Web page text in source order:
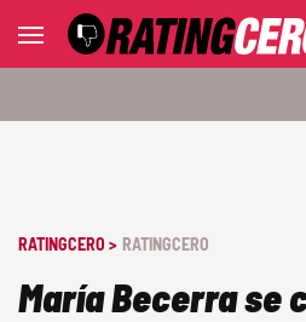
RATINGCERO > RATINGCERO
María Becerra se